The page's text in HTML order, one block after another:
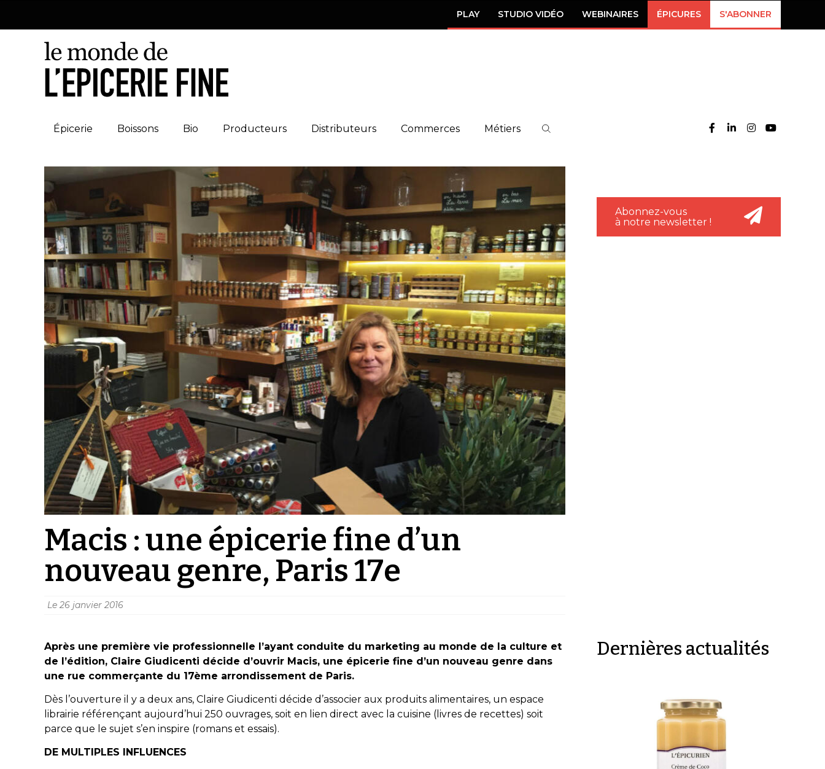
PLAY STUDIO VIDÉO WEBINAIRES ÉPICURES S'ABONNER
Épicerie Boissons Bio Producteurs Distributeurs Commerces Métiers
Macis : une épicerie fine d’un
nouveau genre, Paris 17e
Le 26 janvier 2016
Abonnez-vous
à notre newsletter !
Après une première vie professionnelle l’ayant conduite du marketing au monde de la culture et
de l’édition, Claire Giudicenti décide d’ouvrir Macis, une épicerie fine d’un nouveau genre dans
une rue commerçante du 17ème arrondissement de Paris.
Dès l’ouverture il y a deux ans, Claire Giudicenti décide d’associer aux produits alimentaires, un espace
librairie référençant aujourd’hui 250 ouvrages, soit en lien direct avec la cuisine (livres de recettes) soit
parce que le sujet s’en inspire (romans et essais).
DE MULTIPLES INFLUENCES
Dernières actualités